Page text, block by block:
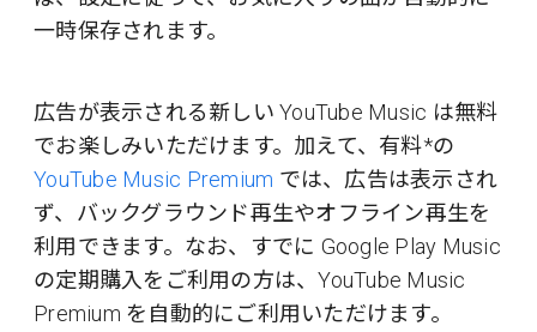
一時保存されます。
広告が表示される新しい YouTube Music は無料
でお楽しみいただけます。加えて、有料*の
YouTube Music Premium では、広告は表示され
ず、バックグラウンド再生やオフライン再生を
利用できます。なお、すでに Google Play Music
の定期購入をご利用の方は、YouTube Music
Premium を自動的にご利用いただけます。